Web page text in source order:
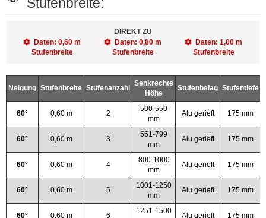
DIREKT ZU
Daten: 0,60 m
Stufenbreite
Daten: 0,80 m
Stufenbreite
Daten: 1,00 m
Stufenbreite
Neigung Stufenbreite Stufenanzahl
Senkrechte
Höhe
Stufenbelag Stufentiefe
60° 0,60 m 2
500-550
mm
Alu gerieft 175 mm
60° 0,60 m 3
551-799
mm
Alu gerieft 175 mm
60° 0,60 m 4
800-1000
mm
Alu gerieft 175 mm
60° 0,60 m 5
1001-1250
mm
Alu gerieft 175 mm
60° 0,60 m 6
1251-1500
Alu gerieft 175 mm